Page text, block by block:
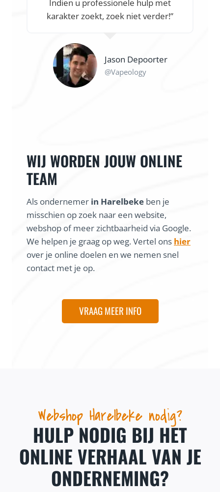
u professionele hulp met
zoekt, zoek niet verder!”
Jason Depoorter
@Vapeology
online, nog
was. Een
WIJ WORDEN JOUW ONLINE
TEAM
Als ondernemer in Harelbeke ben je
misschien op zoek naar een website,
webshop of meer zichtbaarheid via Google.
We helpen je graag op weg. Vertel ons hier
over je online doelen en we nemen snel
contact met je op.
VRAAG MEER INFO
Webshop Harelbeke nodig?
HULP NODIG BIJ HET
ONLINE VERHAAL VAN JE
ONDERNEMING?